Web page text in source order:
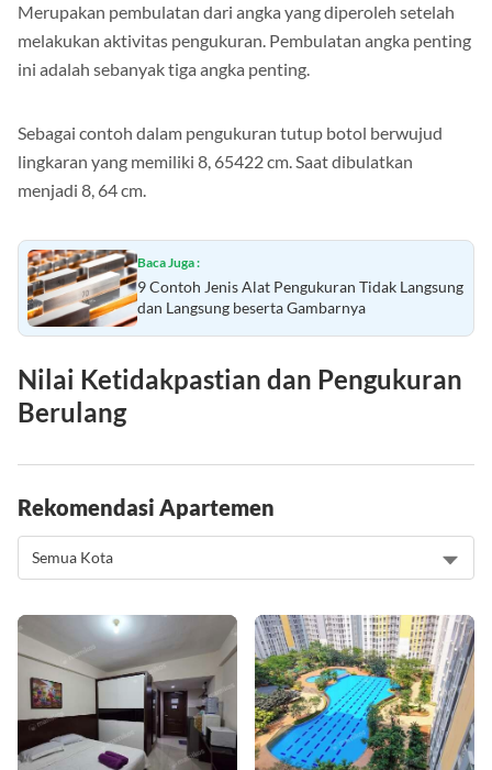
Merupakan pembulatan dari angka yang diperoleh setelah
melakukan aktivitas pengukuran. Pembulatan angka penting
ini adalah sebanyak tiga angka penting.
Sebagai contoh dalam pengukuran tutup botol berwujud
lingkaran yang memiliki 8, 65422 cm. Saat dibulatkan
menjadi 8, 64 cm.
Baca Juga :
9 Contoh Jenis Alat Pengukuran Tidak Langsung
dan Langsung beserta Gambarnya
Nilai Ketidakpastian dan Pengukuran
Berulang
Rekomendasi Apartemen